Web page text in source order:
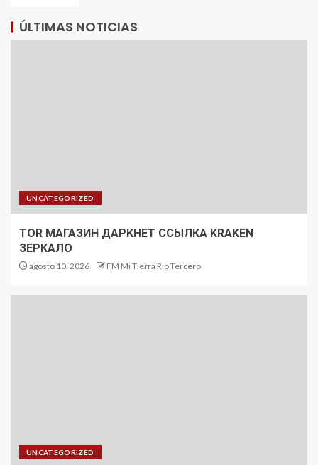
ÚLTIMAS NOTICIAS
UNCATEGORIZED
TOR МАГАЗИН ДАРКНЕТ ССЫЛКА KRAKEN
ЗЕРКАЛО
agosto 10, 2026 FM Mi Tierra Rio Tercero
UNCATEGORIZED